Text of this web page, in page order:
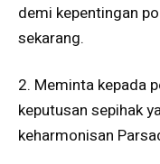
demi kepentingan
sekarang.
2. Meminta kepada
keputusan sepihak
keharmonisan